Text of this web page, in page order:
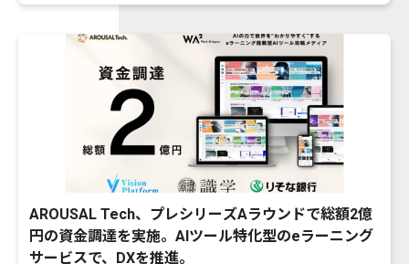
AROUSAL Tech、プレシリーズAラウンドで総額2億
円の資金調達を実施。AIツール特化型のeラーニング
サービスで、DXを推進。